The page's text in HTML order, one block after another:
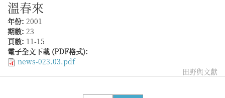
溫春來
年份: 2001
期數: 23
頁數: 11-15
電子全文下載 (PDF格式):
news-023.03.pdf
田野與文獻